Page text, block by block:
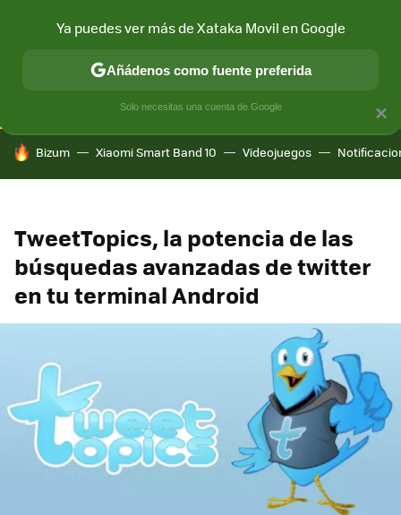
CONECTIVIDAD MÓVIL Y SOCIEDAD APLICACIONES
HOY SE HABLA DE
Bizum Xiaomi Smart Band 10 Videojuegos
TweetTopics, la potencia de las
búsquedas avanzadas de twitter
en tu terminal Android
×
Ya puedes ver más de Xataka Movil en Google
Añádenos como fuente preferida
Solo necesitas una cuenta de Google